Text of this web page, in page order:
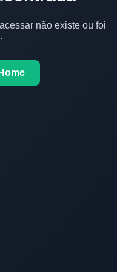
não existe ou foi